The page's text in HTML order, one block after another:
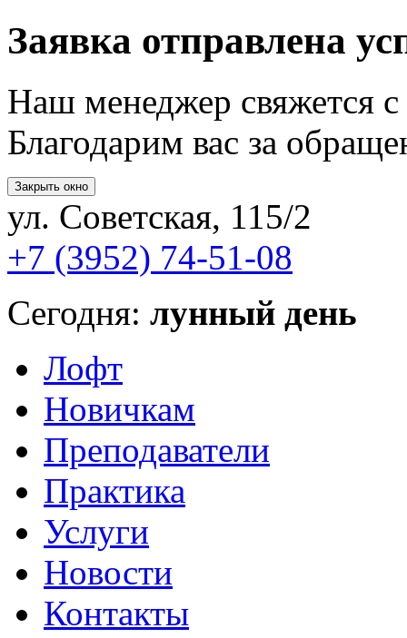
Заявка отправлена
Наш менеджер свяжется
Благодарим вас за
ул. Советская, 115/2
+7 (3952) 74-51-08
Сегодня: лунный день
Лофт
Новичкам
Преподаватели
Практика
Услуги
Новости
Контакты